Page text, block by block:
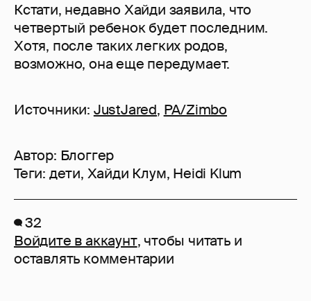
Кстати, недавно Хайди заявила, что
четвертый ребенок будет последним.
Хотя, после таких легких родов,
возможно, она еще передумает.
Источники: JustJared, PA/Zimbo
Автор: Блоггер
Теги: дети, Хайди Клум, Heidi Klum
32
Войдите в аккаунт, чтобы читать и
оставлять комментарии